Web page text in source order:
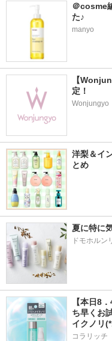
＠cosme
た♪
manyo
【
定！
Wonjungyo
洋梨＆イ
とめ
夏に特に
ドモホルン
【本日8
ち早くお
イクノリ
コラリッチ